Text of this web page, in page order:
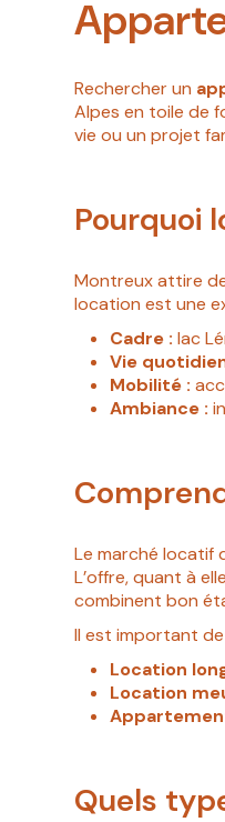
Rechercher un
Alpes en toile de
vie ou un projet
Pourquoi
Montreux attire
location est une
Cadre : lac
Vie
Mobilité :
Ambiance :
Le marché locatif
L’offre, quant à
combinent bon
Il est important
Location
Location
Quels